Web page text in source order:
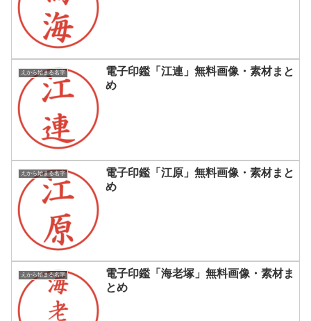
えから始まる名字
電子印鑑「江連」無料画像・素材まと
め
えから始まる名字
電子印鑑「江原」無料画像・素材まと
め
えから始まる名字
電子印鑑「海老塚」無料画像・素材ま
とめ